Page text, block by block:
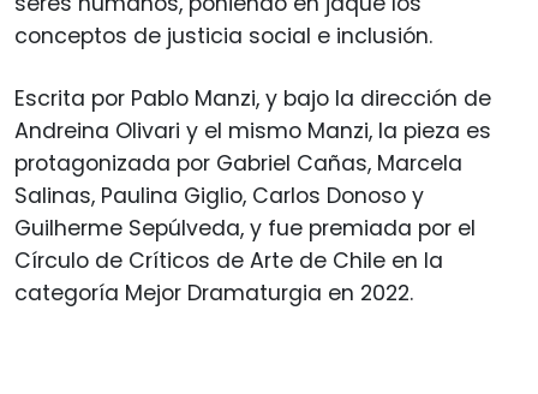
conceptos de justicia social e inclusión.
Escrita por Pablo Manzi, y bajo la dirección de
Andreina Olivari y el mismo Manzi, la pieza es
protagonizada por Gabriel Cañas, Marcela
Salinas, Paulina Giglio, Carlos Donoso y
Guilherme Sepúlveda, y fue premiada por el
Círculo de Críticos de Arte de Chile en la
categoría Mejor Dramaturgia en 2022.